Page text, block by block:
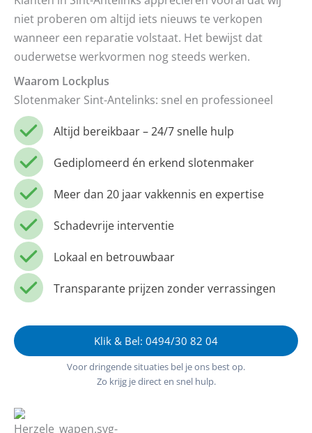
niet proberen om altijd iets nieuws te verkopen
wanneer een reparatie volstaat. Het bewijst dat
ouderwetse werkvormen nog steeds werken.
Waarom Lockplus
Slotenmaker Sint-Antelinks: snel en professioneel
Altijd bereikbaar – 24/7 snelle hulp
Gediplomeerd én erkend slotenmaker
Meer dan 20 jaar vakkennis en expertise
Schadevrije interventie
Lokaal en betrouwbaar
Transparante prijzen zonder verrassingen
Klik & Bel: 0494/30 82 04
Voor dringende situaties bel je ons best op.
Zo krijg je direct en snel hulp.